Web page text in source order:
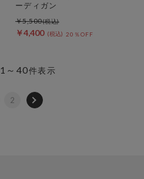
ーディガン
￥4,400 20％OFF
￥5,500
1～40件表示
2